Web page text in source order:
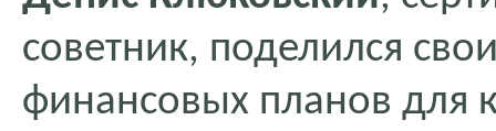
советник, поделился
финансовых планов для